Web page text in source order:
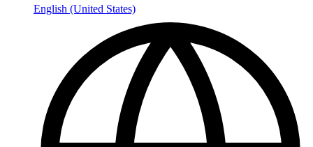
English (United States)